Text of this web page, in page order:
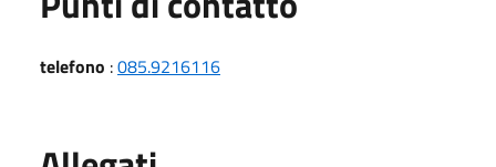
telefono :085.9216116